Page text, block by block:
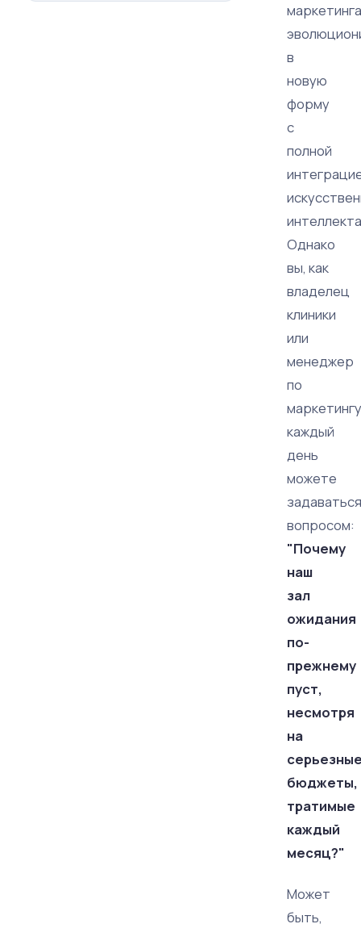
маркетинга
в
новую
форму
с
полной
Однако
вы, как
владелец
клиники
или
менеджер
по
каждый
день
можете
задаваться
вопросом:
"Почему
наш
зал
ожидания
по-
прежнему
пуст,
несмотря
на
бюджеты,
тратимые
каждый
месяц?"
Может
быть,